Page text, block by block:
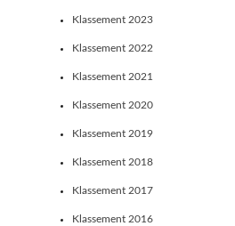
Klassement 2023
Klassement 2022
Klassement 2021
Klassement 2020
Klassement 2019
Klassement 2018
Klassement 2017
Klassement 2016